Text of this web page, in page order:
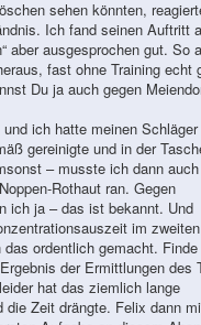
sehen könnten,
Ich fand seinen Auftritt
aber ausgesprochen gut. So
fast ohne Training echt
Du ja auch gegen
ich hatte meinen Schläger
gereinigte und in der
– musste ich dann auch
Rothaut ran. Gegen
ich ja – das ist bekannt. Und
im zweiten
ordentlich gemacht.
der Ermittlungen des
hat das ziemlich lange
die Zeit drängte. Felix dann